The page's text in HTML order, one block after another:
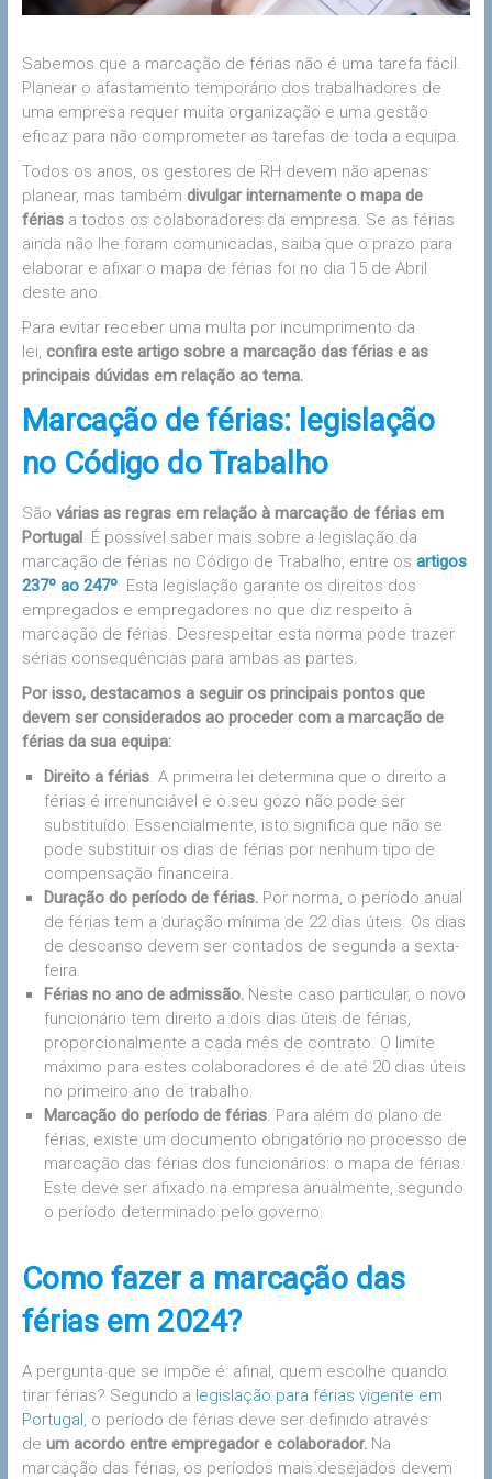
Sabemos que a marcação de férias não é uma tarefa fácil.
Planear o afastamento temporário dos trabalhadores de
uma empresa requer muita organização e uma gestão
eficaz para não comprometer as tarefas de toda a equipa.
Todos os anos, os gestores de RH devem não apenas
planear, mas também divulgar internamente o mapa de
fériasa todos os colaboradores da empresa. Se as férias
ainda não lhe foram comunicadas, saiba que o prazo para
elaborar e afixar o mapa de férias foi no dia 15 de Abril
deste ano.
Para evitar receber uma multa por incumprimento da
lei, confira este artigo sobre a marcação das férias e as
principais dúvidas em relação ao tema.
Marcação de férias: legislação
no Código do Trabalho
São várias as regras em relação à marcação de férias em
Portugal. É possível saber mais sobre a legislação da
marcação de férias no Código de Trabalho, entre os artigos
237º ao 247º. Esta legislação garante os direitos dos
empregados e empregadores no que diz respeito à
marcação de férias. Desrespeitar esta norma pode trazer
sérias consequências para ambas as partes.
Por isso, destacamos a seguir os principais pontos que
devem ser considerados ao proceder com a marcação de
férias da sua equipa:
Direito a férias. A primeira lei determina que o direito a
férias é irrenunciável e o seu gozo não pode ser
substituído. Essencialmente, isto significa que não se
pode substituir os dias de férias por nenhum tipo de
compensação financeira.
Duração do período de férias.Por norma, o período anual
de férias tem a duração mínima de 22 dias úteis. Os dias
de descanso devem ser contados de segunda a sexta-
feira.
Férias no ano de admissão.Neste caso particular, o novo
funcionário tem direito a dois dias úteis de férias,
proporcionalmente a cada mês de contrato. O limite
máximo para estes colaboradores é de até 20 dias úteis
no primeiro ano de trabalho.
Marcação do período de férias. Para além do plano de
férias, existe um documento obrigatório no processo de
marcação das férias dos funcionários: o mapa de férias.
Este deve ser afixado na empresa anualmente, segundo
o período determinado pelo governo.
Como fazer a marcação das
férias em 2024?
A pergunta que se impõe é: afinal, quem escolhe quando
tirar férias? Segundo a legislação para férias vigente em
Portugal, o período de férias deve ser definido através
de um acordo entre empregador e colaborador.Na
marcação das férias, os períodos mais desejados devem